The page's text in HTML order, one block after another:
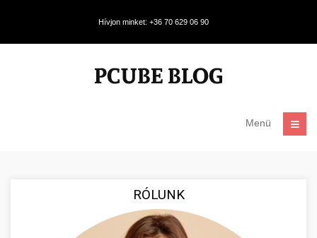
Hívjon minket: +36 70 629 06 90
Menü
RÓLUNK